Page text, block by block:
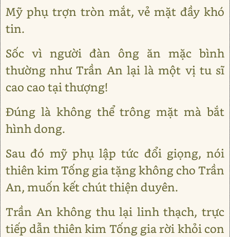
Mỹ phụ trợn tròn mắt, vẻ mặt đầy khó
tin.
Sốc vì người đàn ông ăn mặc bình
thường như Trần An lại là một vị tu sĩ
cao cao tại thượng!
Đúng là không thể trông mặt mà bắt
hình dong.
Sau đó mỹ phụ lập tức đổi giọng, nói
thiên kim Tống gia tặng không cho Trần
An, muốn kết chút thiện duyên.
Trần An không thu lại linh thạch, trực
tiếp dẫn thiên kim Tống gia rời khỏi con